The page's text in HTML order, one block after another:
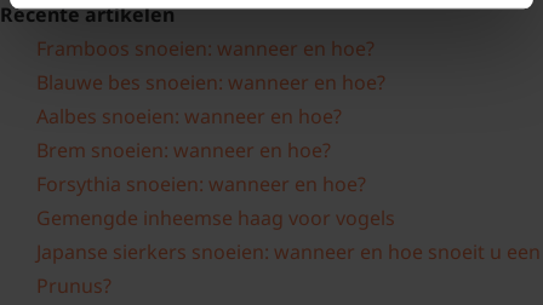
Recente artikelen
Framboos snoeien: wanneer en hoe?
Blauwe bes snoeien: wanneer en hoe?
Aalbes snoeien: wanneer en hoe?
Brem snoeien: wanneer en hoe?
Forsythia snoeien: wanneer en hoe?
Gemengde inheemse haag voor vogels
Japanse sierkers snoeien: wanneer en hoe snoeit u een
Prunus?